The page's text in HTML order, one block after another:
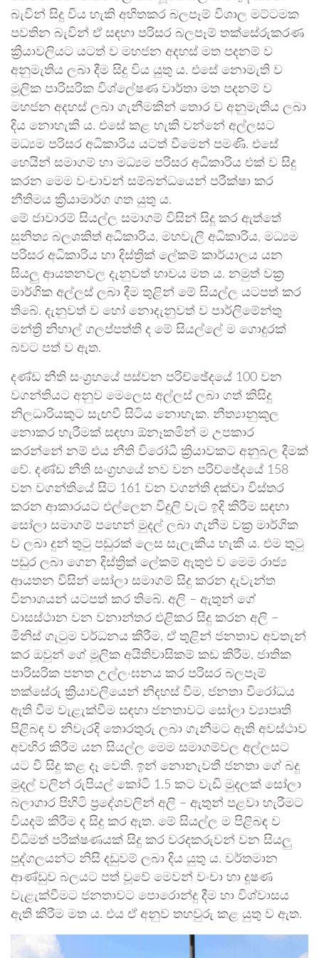
බැවින් සිදු විය හැකි අහිතකර බලපෑම් විශාල මට්ටමක
පවතින බැවින් ඒ සඳහා පරිසර බලපෑම් තක්සේරුකරණ
ක්‍රියාවලියට යටත් ව මහජන අදහස් මත පදනම් ව
අනුමැතිය ලබා දීම සිදු විය යුතු ය. එසේ නොමැති ව
මූලික පාරිසරික විශ්ලේෂණ වාර්තා මත පදනම් ව
මහජන අදහස් ලබා ගැනීමකින් තොර ව අනුමැතිය ලබා
දිය නොහැකි ය. එසේ කළ හැකි වන්නේ අල්ලසට
මධ්‍යම පරිසර අධිකාරිය යටත් වීමෙන් පමණි. එසේ
හෙයින් සමාගම් හා මධ්‍යම පරිසර අධිකාරිය එක් ව සිදු
කරන මෙම වංචාවන් සම්බන්ධයෙන් පරීක්ෂා කර
නීතිමය ක්‍රියාමාර්ග ගත යුතු ය.
මේ ජාවාරම් සියල්ල සමාගම් විසින් සිදු කර ඇත්තේ
සුනිත්‍ය බලශකිත් අධිකාරිය, මහවැලි අධිකාරිය, මධ්‍යම
පරිසර අධිකාරිය හා දිස්ත්‍රික් ලේකම් කාර්යාලය යන
සියලු ආයතනවල දැනුවත් භාවය මත ය. නමුත් වක්‍ර
මාර්ගික අල්ලස් ලබා දීම තුළින් මේ සියල්ල යටපත් කර
තිබේ. දැනුවත් ව හෝ නොදැනුවත් ව පාර්ලිමේන්තු
මන්ත්‍රි නිහාල් ගලප්පත්ති ද මේ සියල්ලේ ම ගොදුරක්
බවට පත් ව ඇත.
දණ්ඩ නීති සංග්‍රහයේ පස්වන පරිච්ඡේදයේ 100 වන
වගන්තියට අනුව මෙලෙස අල්ලස් ලබා ගත් කිසිදු
නිලධාරියකුට සැඟවී සිටිය නොහැක. නීත්‍යානුකූල
නොකර හැරීමක් සඳහා ඕනෑකමින් ම උපකාර
කරන්නේ නම් එය නීති විරෝධී ක්‍රියාවකට අනුබල දීමක්
වේ. දණ්ඩ නීති සංග්‍රහයේ නව වන පරිච්ඡේදයේ 158
වන වගන්තියේ සිට 161 වන වගන්ති දක්වා විස්තර
කරන ආකාරයට එල්ලෙන විදුලි වැට ඉදි කිරීම සඳහා
සෝලා සමාගම් පහෙන් මුදල් ලබා ගැනීම වක්‍ර මාර්ගික
ව ලබා දුන් තුටු පඩුරක් ලෙස සැලැකිය හැකි ය. එම තුටු
පඩුර ලබා ගෙන දිස්ත්‍රික් ලේකම් ඇතුළු ව මෙම රාජ්‍ය
ආයතන විසින් සෝලා සමාගම් සිදු කරන දැවැන්ත
විනාශයන් යටපත් කර තිබේ. අලි – ඇතුන් ගේ
වාසස්ථාන වන වනාන්තර එළිකර සිදු කරන අලි –
මිනිස් ගැටුම වර්ධනය කිරීම, ඒ තුළින් ජනතාව අවතැන්
කර ඔවුන් ගේ මූලික අයිතිවාසිකම් කඩ කිරීම, ජාතික
පාරිසරික පනත උල්ලංඝනය කර පරිසර බලපෑම්
තක්සේරු ක්‍රියාවලියෙන් නිදහස් වීම, ජනතා විරෝධය
ඇති වීම වැළැක්වීම සඳහා ජනතාවට සෝලා ව්‍යාපෘති
පිළිබඳ ව නිවැරදි තොරතුරු ලබා ගැනීමට ඇති අවස්ථාව
අවහිර කිරීම යන සියල්ල මෙම සමාගම්වල අල්ලසට
යට වී සිදු කළ දෑ වෙති. ඉන් නොනැවතී ජනතා ගේ බදු
මුදල් වලින් රුපියල් කෝටි 1.5 කට වැඩි මුදලක් සෝලා
බලාගාර පිහිටි ප්‍රදේශවලින් අලි – ඇතුන් පළවා හැරීමට
වියදම් කිරීම ද සිදු කර ඇත. මේ සියල්ල ම පිළිබඳ ව
විධිමත් පරීක්ෂණයක් සිදු කර වරදකරුවන් වන සියලු
පුද්ගලයන්ට නිසි දඩුවම් ලබා දිය යුතු ය. වර්තමාන
ආණ්ඩුව බලයට පත් වූවේ මෙවන් වංචා හා දූෂණ
වැළැක්වීමට ජනතාවට පොරොන්දු දීම හා විශ්වාසය
ඇති කිරීම මත ය. එය ඒ අනුව තහවුරු කළ යුතු ව ඇත.